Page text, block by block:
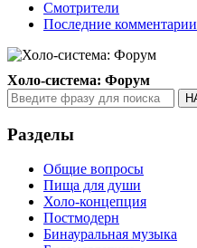
Смотрители
Последние комментарии
Холо-система: Форум
Разделы
Общие вопросы
Пища для души
Холо-концепция
Постмодерн
Бинауральная музыка